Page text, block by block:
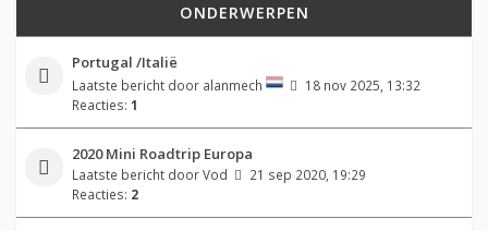
ONDERWERPEN
Portugal /Italië
Laatste bericht door alanmech
18 nov 2025, 13:32
Reacties: 1
2020 Mini Roadtrip Europa
Laatste bericht doorVod
21 sep 2020, 19:29
Reacties: 2